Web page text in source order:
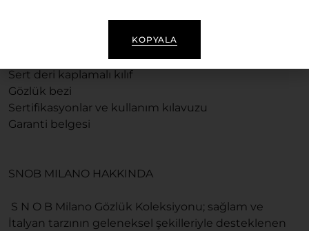
Sert deri kaplamalı kılıf
Gözlük bezi
Sertifikasyonlar ve kullanım kılavuzu
Garanti belgesi
SNOB MILANO HAKKINDA
S N O B Milano Gözlük Koleksiyonu; sağlam ve
İtalyan tarzının geleneksel şekilleriyle desteklenen
KOPYALA